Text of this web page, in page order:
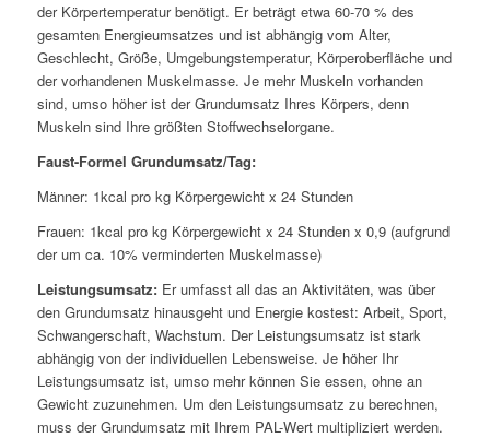
der Körpertemperatur benötigt. Er beträgt etwa 60-70 % des
gesamten Energieumsatzes und ist abhängig vom Alter,
Geschlecht, Größe, Umgebungstemperatur, Körperoberfläche und
der vorhandenen Muskelmasse. Je mehr Muskeln vorhanden
sind, umso höher ist der Grundumsatz Ihres Körpers, denn
Muskeln sind Ihre größten Stoffwechselorgane.
Faust-Formel Grundumsatz/Tag:
Männer: 1kcal pro kg Körpergewicht x 24 Stunden
Frauen: 1kcal pro kg Körpergewicht x 24 Stunden x 0,9 (aufgrund
der um ca. 10% verminderten Muskelmasse)
Leistungsumsatz:Er umfasst all das an Aktivitäten, was über
den Grundumsatz hinausgeht und Energie kostest: Arbeit, Sport,
Schwangerschaft, Wachstum. Der Leistungsumsatz ist stark
abhängig von der individuellen Lebensweise. Je höher Ihr
Leistungsumsatz ist, umso mehr können Sie essen, ohne an
Gewicht zuzunehmen. Um den Leistungsumsatz zu berechnen,
muss der Grundumsatz mit Ihrem PAL-Wert multipliziert werden.